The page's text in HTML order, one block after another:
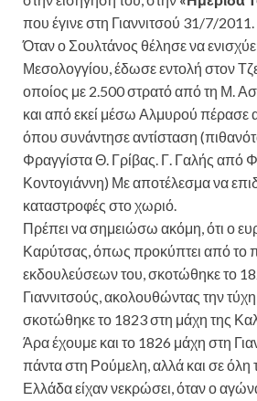
που έγινε στη Γιαννιτσού 31/7/2011.
Όταν ο Σουλτάνος θέλησε να
Μεσολογγίου, έδωσε εντολή στον
οποίος με 2.500 στρατό από τη Μ.
και από εκεί μέσω Αλμυρού πέρασε
όπου συνάντησε αντίσταση
Φραγγίστα Θ. Γρίβας. Γ. Γαλής από
Κοντογιάννη) Με αποτέλεσμα να
καταστροφές στο χωριό.
Πρέπει να σημειώσω ακόμη, ότι ο
Καρύτσας, όπως προκύπτει από το
εκδουλεύσεων του, σκοτώθηκε το
Γιαννιτσούς, ακολουθώντας την
σκοτώθηκε το 1823 στη μάχη της
Άρα έχουμε και το 1826 μάχη στη
πάντα στη Ρούμελη, αλλά και σε όλη
Ελλάδα είχαν νεκρώσει, όταν ο